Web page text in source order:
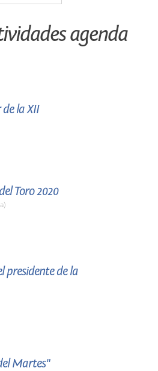
agenda
la XII
Toro 2020
presidente de la
Martes"